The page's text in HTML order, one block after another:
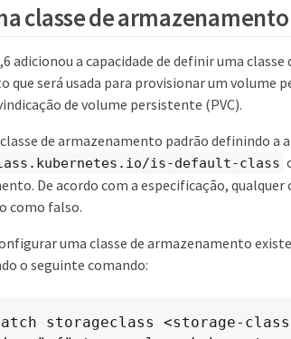
classe de
adicionou a capacidade de definir uma classe
que será usada para provisionar um volume
de volume persistente (PVC).
de armazenamento padrão definindo a
is-default-class
De acordo com a especificação,
como falso.
uma classe de armazenamento
o seguinte comando:
storageclass <storage-